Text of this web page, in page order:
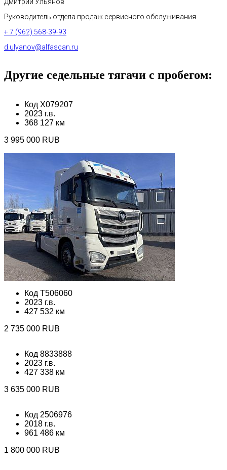
Руководитель отдела продаж сервисного обслуживания
+ 7 (962) 568-39-93
d.ulyanov@alfascan.ru
Другие седельные тягачи с пробегом:
Код X079207
2023 г.в.
368 127 км
3 995 000 RUB
Код T506060
2023 г.в.
427 532 км
2 735 000 RUB
Код 8833888
2023 г.в.
427 338 км
3 635 000 RUB
Код 2506976
2018 г.в.
961 486 км
1 800 000 RUB